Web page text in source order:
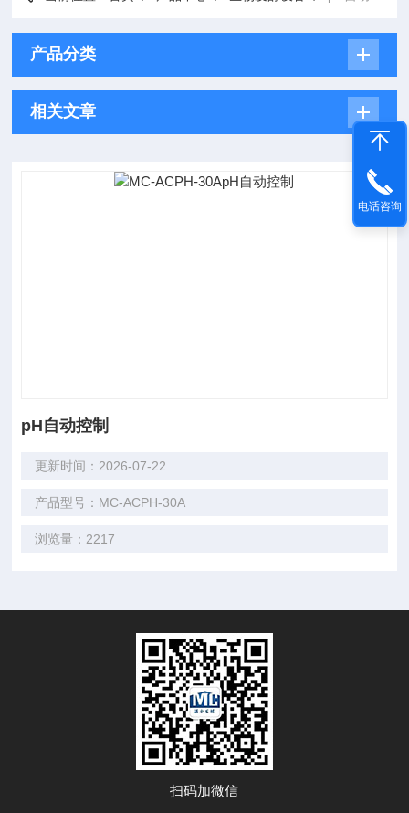
产品分类
相关文章
pH自动控制
更新时间：2026-07-22
产品型号：MC-ACPH-30A
浏览量：2217
扫码加微信
电话咨询